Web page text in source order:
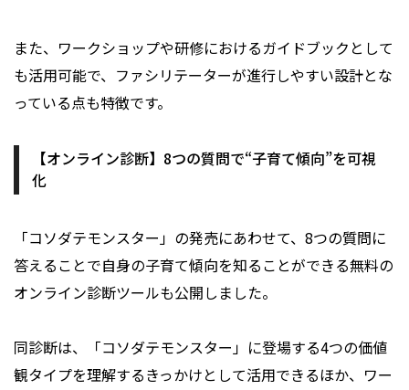
また、ワークショップや研修におけるガイドブックとして
も活用可能で、ファシリテーターが進行しやすい設計とな
っている点も特徴です。
【オンライン診断】8つの質問で“子育て傾向”を可視
化
「コソダテモンスター」の発売にあわせて、8つの質問に
答えることで自身の子育て傾向を知ることができる無料の
オンライン診断ツールも公開しました。
同診断は、「コソダテモンスター」に登場する4つの価値
観タイプを理解するきっかけとして活用できるほか、ワー